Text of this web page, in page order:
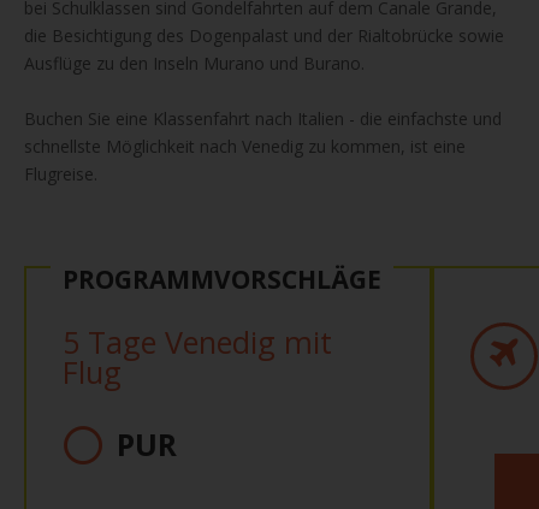
bei Schulklassen sind Gondelfahrten auf dem Canale Grande,
die Besichtigung des Dogenpalast und der Rialtobrücke sowie
Ausflüge zu den Inseln Murano und Burano.
Buchen Sie eine Klassenfahrt nach Italien - die einfachste und
schnellste Möglichkeit nach Venedig zu kommen, ist eine
Flugreise.
PROGRAMMVORSCHLÄGE
5 Tage Venedig mit
Flug
PUR